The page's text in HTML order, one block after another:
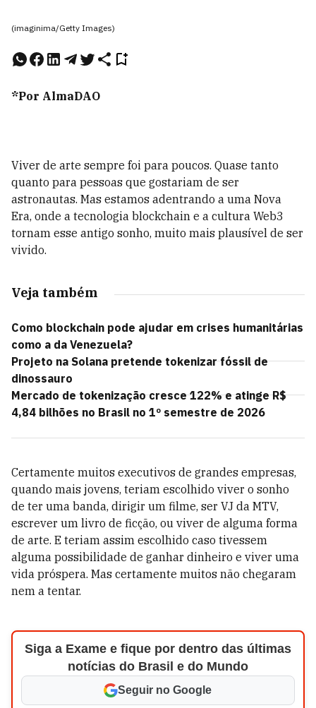
(imaginima/Getty Images)
*Por AlmaDAO
Viver de arte sempre foi para poucos. Quase tanto
quanto para pessoas que gostariam de ser
astronautas. Mas estamos adentrando a uma Nova
Era, onde a tecnologia blockchain e a cultura Web3
tornam esse antigo sonho, muito mais plausível de ser
vivido.
Veja também
Como blockchain pode ajudar em crises humanitárias
como a da Venezuela?
Projeto na Solana pretende tokenizar fóssil de
dinossauro
Mercado de tokenização cresce 122% e atinge R$
4,84 bilhões no Brasil no 1º semestre de 2026
Certamente muitos executivos de grandes empresas,
quando mais jovens, teriam escolhido viver o sonho
de ter uma banda, dirigir um filme, ser VJ da MTV,
escrever um livro de ficção, ou viver de alguma forma
de arte. E teriam assim escolhido caso tivessem
alguma possibilidade de ganhar dinheiro e viver uma
vida próspera. Mas certamente muitos não chegaram
nem a tentar.
Siga a Exame e fique por dentro das últimas
notícias do Brasil e do Mundo
Seguir no Google